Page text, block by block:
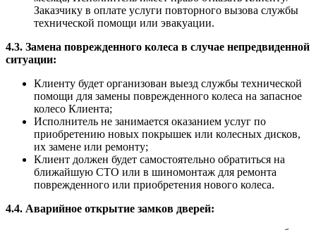
Заказчику в оплате услуги повторного вызова службы
технической помощи или эвакуации.
4.3. Замена поврежденного колеса в случае непредвиденной
ситуации:
Клиенту будет организован выезд службы технической
помощи для замены поврежденного колеса на запасное
колесо Клиента;
Исполнитель не занимается оказанием услуг по
приобретению новых покрышек или колесных дисков,
их замене или ремонту;
Клиент должен будет самостоятельно обратиться на
ближайшую СТО или в шиномонтаж для ремонта
поврежденного или приобретения нового колеса.
4.4. Аварийное открытие замков дверей: